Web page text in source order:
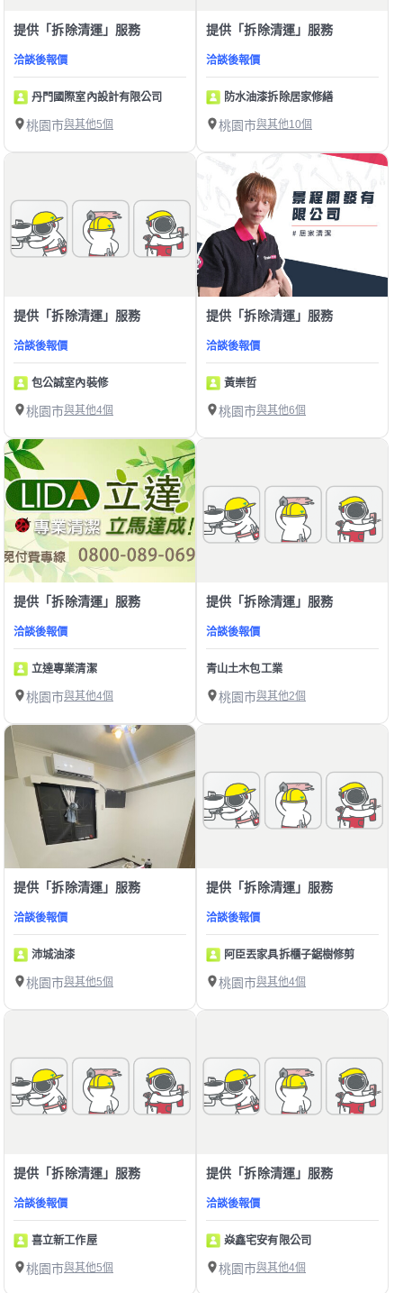
提供「拆除清運」服務
洽談後報價
丹門國際室內設計有限公司
桃園市與其他5個
提供「拆除清運」服務
洽談後報價
防水油漆拆除居家修繕
桃園市與其他10個
提供「拆除清運」服務
洽談後報價
包公誠室內裝修
桃園市與其他4個
提供「拆除清運」服務
洽談後報價
黃崇哲
桃園市與其他6個
提供「拆除清運」服務
洽談後報價
立達專業清潔
桃園市與其他4個
提供「拆除清運」服務
洽談後報價
青山土木包工業
桃園市與其他2個
提供「拆除清運」服務
洽談後報價
沛城油漆
桃園市與其他5個
提供「拆除清運」服務
洽談後報價
阿臣丟家具拆櫃子鋸樹修剪
桃園市與其他4個
提供「拆除清運」服務
洽談後報價
喜立新工作屋
桃園市與其他5個
提供「拆除清運」服務
洽談後報價
焱鑫宅安有限公司
桃園市與其他4個